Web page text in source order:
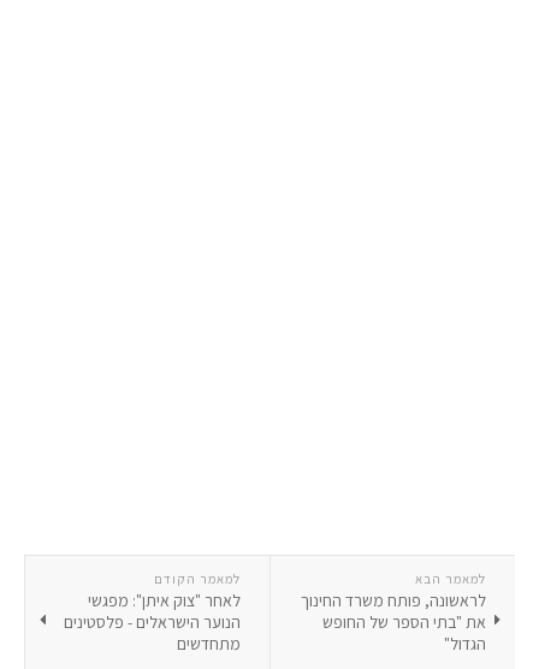
למאמר הקודם
לאחר "צוק איתן": מפגשי
הנוער הישראלים - פלסטינים
מתחדשים
למאמר הבא
לראשונה, פותח משרד החינוך
את "בתי הספר של החופש
הגדול"